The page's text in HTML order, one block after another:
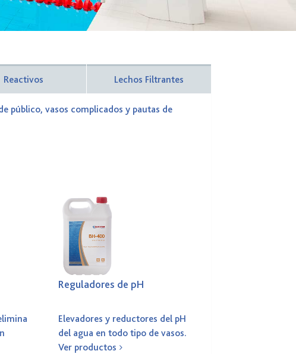
Reactivos Lechos Filtrantes
público, vasos complicados y pautas de
Reguladores de pH
Elevadores y reductores del pH
del agua en todo tipo de vasos.
Ver productos